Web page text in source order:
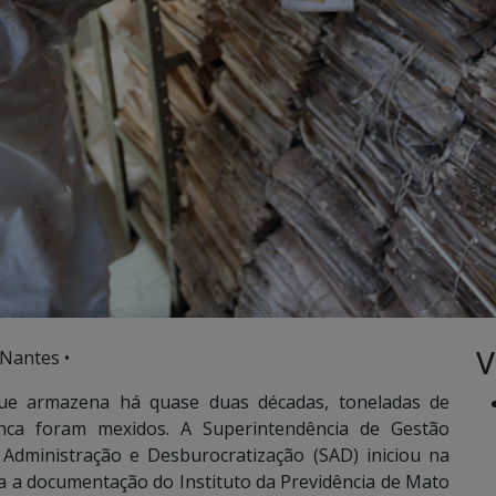
•
armazena há quase duas décadas, toneladas de
foram mexidos. A Superintendência de Gestão
e Desburocratização (SAD) iniciou na
documentação do Instituto da Previdência de Mato